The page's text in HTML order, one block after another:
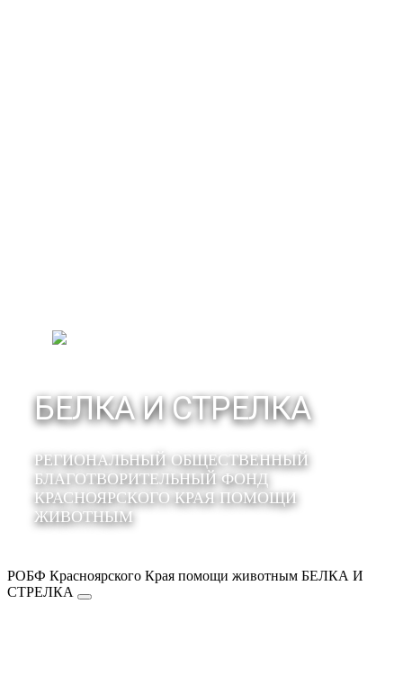
БЕЛКА И СТРЕЛКА
РЕГИОНАЛЬНЫЙ ОБЩЕСТВЕННЫЙ
БЛАГОТВОРИТЕЛЬНЫЙ ФОНД
КРАСНОЯРСКОГО КРАЯ ПОМОЩИ
ЖИВОТНЫМ
РОБФ Красноярского Края помощи животным БЕЛКА И
СТРЕЛКА